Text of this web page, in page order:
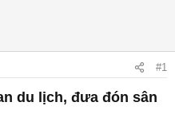
#1
du lịch, đưa đón sân